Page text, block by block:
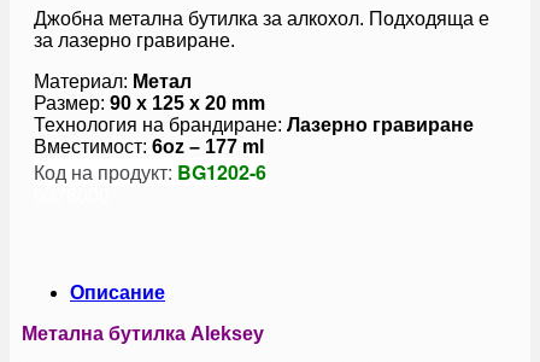
Джобна метална бутилка за алкохол. Подходяща е
за лазерно гравиране.
Материал: Метал
Размер: 90 x 125 x 20 mm
Технология на брандиране: Лазерно гравиране
Вместимост: 6oz – 177 ml
Код на продукт: BG1202-6
Описание
Метална бутилка Aleksey